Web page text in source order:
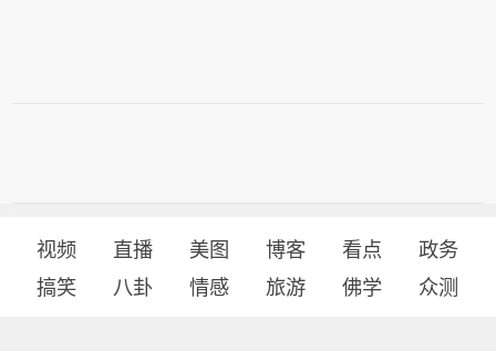
视频 直播 美图 博客 看点
政务
搞笑
八卦 情感 旅游 佛学 众测